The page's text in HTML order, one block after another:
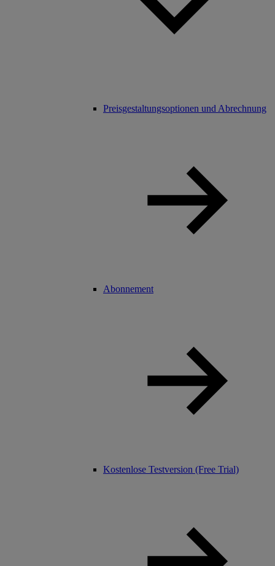
Preisgestaltungsoptionen und Abrechnung
Abonnement
Kostenlose Testversion (Free Trial)